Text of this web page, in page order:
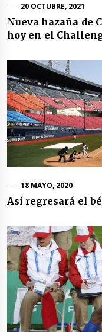
20 OCTUBRE, 2021
Nueva hazaña de
hoy en el
18 MAYO, 2020
Así regresará el